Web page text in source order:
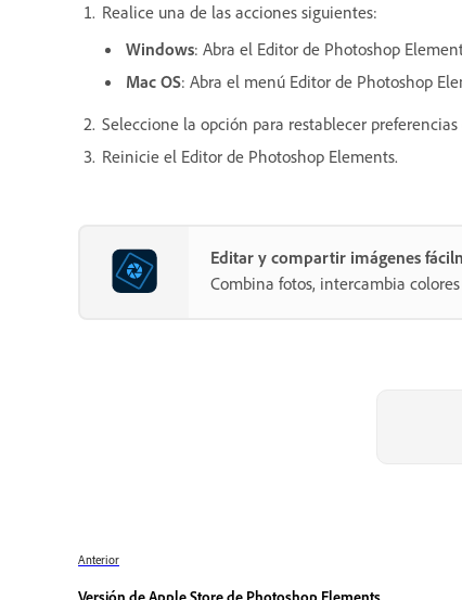
Realice una de las acciones siguientes:
Windows: Abra el Editor de Photoshop
Mac OS: Abra el menú Editor de Photoshop
Seleccione la opción para restablecer
Reinicie el Editor de Photoshop Elements.
Editar y compartir imágenes
Combina fotos, intercambia
Anterior
Versión de Apple Store de Photoshop Elements